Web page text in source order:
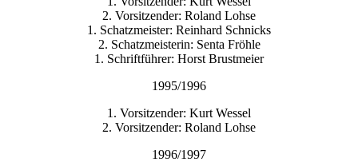
2. Vorsitzender: Roland Lohse
1. Schatzmeister: Reinhard Schnicks
2. Schatzmeisterin: Senta Fröhle
1. Schriftführer: Horst Brustmeier
1995/1996
1. Vorsitzender: Kurt Wessel
2. Vorsitzender: Roland Lohse
1996/1997